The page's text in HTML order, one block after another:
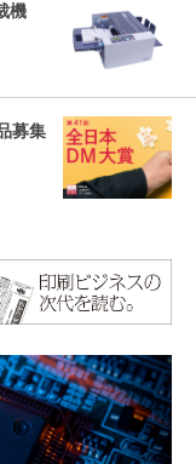
機
募集